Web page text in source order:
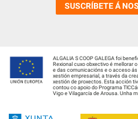
SUSCRÍBETE Á
ALGALIA S COOP GALEGA foi
Rexional cuxo obxectivo é mellorar
e das comunicacións e o acceso
xestión empresarial, a través da
xestión de proxectos. Esta acción
contou co apoio do Programa
Vigo e Vilagarcía de Arousa. Unha